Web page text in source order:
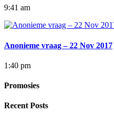
9:41 am
Anonieme vraag – 22 Nov 2017
1:40 pm
Promosies
Recent Posts